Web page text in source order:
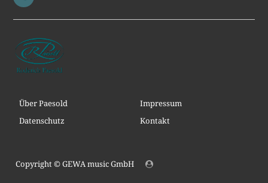
Über Paesold
Impressum
Datenschutz
Kontakt
Copyright ©GEWA music GmbH